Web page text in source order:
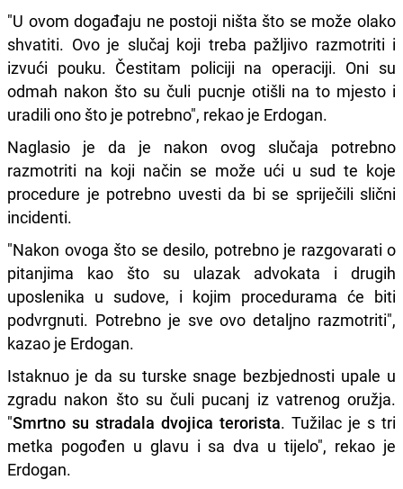
"U ovom događaju ne postoji ništa što se može olako
shvatiti. Ovo je slučaj koji treba pažljivo razmotriti i
izvući pouku. Čestitam policiji na operaciji. Oni su
odmah nakon što su čuli pucnje otišli na to mjesto i
uradili ono što je potrebno", rekao je Erdogan.
Naglasio je da je nakon ovog slučaja potrebno
razmotriti na koji način se može ući u sud te koje
procedure je potrebno uvesti da bi se spriječili slični
incidenti.
"Nakon ovoga što se desilo, potrebno je razgovarati o
pitanjima kao što su ulazak advokata i drugih
uposlenika u sudove, i kojim procedurama će biti
podvrgnuti. Potrebno je sve ovo detaljno razmotriti",
kazao je Erdogan.
Istaknuo je da su turske snage bezbjednosti upale u
zgradu nakon što su čuli pucanj iz vatrenog oružja.
"Smrtno su stradala dvojica terorista. Tužilac je s tri
metka pogođen u glavu i sa dva u tijelo", rekao je
Erdogan.